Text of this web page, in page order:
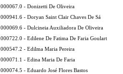
000067.0 - Donizetti De Oliveira
000941.6 - Doryan Saint Clair Chaves De Sá
000069.6 - Dulcineia Auxiliadora De Oliveira
000722.0 - Edilene De Fatima De Faria Goulart
000547.2 - Edilma Maria Pereira
000071.1 - Edina Maria De Faria
000074.5 - Eduardo José Flores Bastos